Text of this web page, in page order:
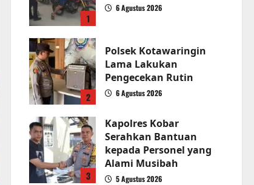
1
6 Agustus 2026
2
Polsek Kotawaringin
Lama Lakukan
Pengecekan Rutin
6 Agustus 2026
3
Kapolres Kobar
Serahkan Bantuan
kepada Personel yang
Alami Musibah
5 Agustus 2026